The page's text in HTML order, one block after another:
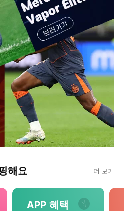
해요 더 보기
APP 혜택